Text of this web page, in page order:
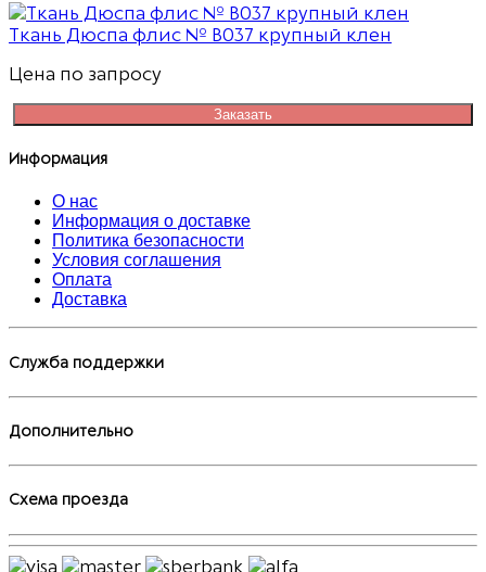
Ткань Дюспа флис № В037 крупный клен
Цена по запросу
Заказать
Информация
О нас
Информация о доставке
Политика безопасности
Условия соглашения
Оплата
Доставка
Служба поддержки
Дополнительно
Схема проезда